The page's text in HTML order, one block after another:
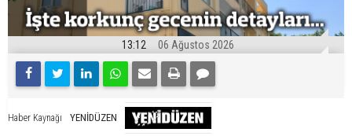
13:12 06 Ağustos 2026
Haber Kaynağı YENİDÜZEN